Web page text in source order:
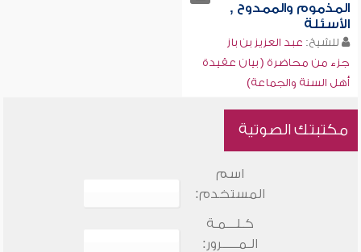
المذموم والممدوح ,
الأسئلة
للشيخ: عبد العزيز بن باز
جزء من محاضرة ( بيان عقيدة
أهل السنة والجماعة)
مكتبتك الصوتية
اسم
المستخدم:
كـلـــمـة
الـمـــــرور: